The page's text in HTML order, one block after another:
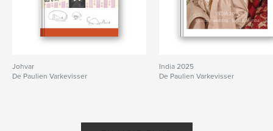
Johvar
De Paulien Varkevisser
India 2025
De Paulien Varkevisser